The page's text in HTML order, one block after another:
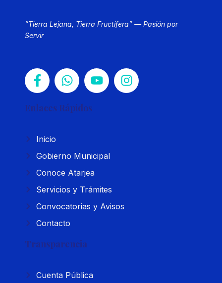
“Tierra Lejana, Tierra Fructífera” — Pasión por
Servir
Enlaces Rápidos
Inicio
Gobierno Municipal
Conoce Atarjea
Servicios y Trámites
Convocatorias y Avisos
Contacto
Transparencia
Cuenta Pública